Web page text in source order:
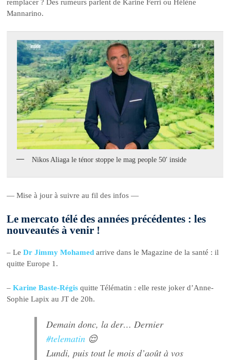
remplacer ? Des rumeurs parlent de Karine Ferri ou Hélène
Mannarino.
Nikos Aliaga le ténor stoppe le mag people 50′ inside
— Mise à jour à suivre au fil des infos —
Le mercato télé des années précédentes : les
nouveautés à venir !
– LeDr Jimmy Mohamed arrive dans le Magazine de la santé : il
quitte Europe 1.
–Karine Baste-Régis quitte Télématin : elle reste joker d’Anne-
Sophie Lapix au JT de 20h.
Demain donc, la der… Dernier
#telematin 😌
Lundi, puis tout le mois d’août à vos